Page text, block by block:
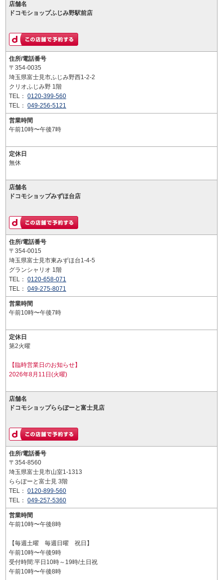
店舗名
ドコモショップふじみ野駅前店
住所/電話番号
〒354-0035
埼玉県富士見市ふじみ野西1-2-2
クリオふじみ野 1階
TEL： 0120-399-560
TEL： 049-256-5121
営業時間
午前10時〜午後7時
定休日
無休
店舗名
ドコモショップみずほ台店
住所/電話番号
〒354-0015
埼玉県富士見市東みずほ台1-4-5
グランシャリオ 1階
TEL： 0120-658-071
TEL： 049-275-8071
営業時間
午前10時〜午後7時
定休日
第2火曜
【臨時営業日のお知らせ】
2026年8月11日(火曜)
店舗名
ドコモショップららぽーと富士見店
住所/電話番号
〒354-8560
埼玉県富士見市山室1-1313
ららぽーと富士見 3階
TEL： 0120-899-560
TEL： 049-257-5360
営業時間
午前10時〜午後8時
【毎週土曜 毎週日曜 祝日】
午前10時〜午後9時
受付時間:平日10時～19時/土日祝
午前10時〜午後8時